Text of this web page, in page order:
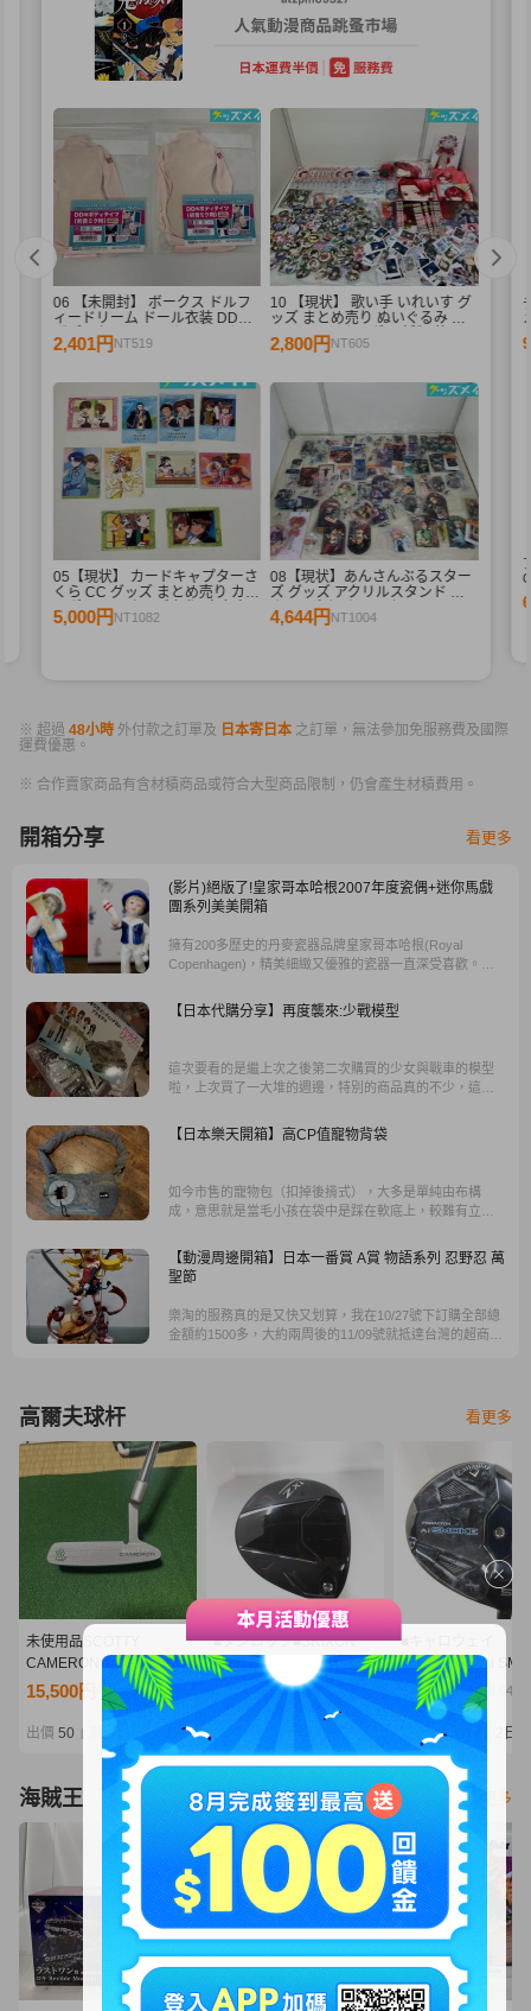
06 【未開封】 ボークス ドルフ
ィードリーム ドール衣装 DD用
ボディタイツ セミホワイトカラ
ー 初音ミク 2点 A /ドール
2,401円 NT519
10 【現状】 歌い手 いれいす グ
ッズ まとめ売り ぬいぐるみ バ
ッジ・キーホルダー 紙類 他
2,800円 NT605
05【現状】 カードキャプターさ
くら CC グッズ まとめ売り カー
ドダス マスターズ 初版 木之本
桜 少狼 他
5,000円 NT1082
08【現状】あんさんぶるスター
ズ グッズ アクリルスタンド 等
まとめ売り あんスタ
4,644円 NT1004
※ 超過 48小時 外付款之訂單及 日本寄日本 之訂單，無法參加免服務費及國際
運費優惠。
※ 合作賣家商品有含材積商品或符合大型商品限制，仍會產生材積費用。
開箱分享 看更多
(影片)絕版了!皇家哥本哈根2007年度瓷偶+迷你馬戲
團系列美美開箱
擁有200多歷史的丹麥瓷器品牌皇家哥本哈根(Royal
Copenhagen)，精美細緻又優雅的瓷器一直深受喜歡。這
與二款小巧的花瓶，由於工廠在第一次生產之後就不會再
度生產，也就是直接絕版了，所以非常珍貴，之後想在市
器底部圖畫字樣的意思，一起來瞧瞧吧。
【日本代購分享】再度襲來:少戰模型
這次要看的是繼上次之後第二次購買的少女與戰車的模型
啦，上次買了一大堆的週邊，特別的商品真的不少，這次
想，把整盒抱回家我想這是大家都會有的夢想吧...
【日本樂天開箱】高CP值寵物背袋
如今市售的寵物包（扣掉後揹式），大多是單純由布構
成，意思就是當毛小孩在袋中是踩在軟底上，較難有立足
還真的找到了，而且其他款式非常之多。
【動漫周邊開箱】日本一番賞 A賞 物語系列 忍野忍 萬
聖節
樂淘的服務真的是又快又划算，我在10/27號下訂購全部總
金額約1500多，大約兩周後的11/09號就抵達台灣的超商，
高爾夫球杆 看更多
未使用品SCOTTY
CAMERON スコッティキ
ャメロン パター Lucky
Clover SELECT ニューポ
ート2 ラッキークローバ
ー33インチ ヘッドカバ
15,500円 NT3,354
出價 50 剩餘
■ダンロップ■SRIXON
ZXi 5W■5W■S■Diamana
ZXi 50■中古■1円～
6,600円NT1,428
出價44 剩餘 2日
■キャロウェイ
■PARADYM Ai
MAX
NX BLACK 50■中
～
12,200円NT2,640
出價33 2日
海賊王 看更多